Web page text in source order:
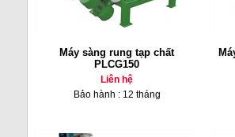
Máy sàng rung tạp chất
PLCG150
Liên hệ
Bảo hành : 12 tháng